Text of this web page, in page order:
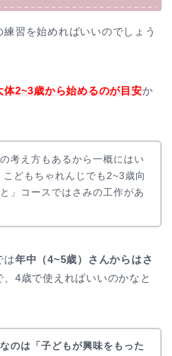
習を始めればいいのでしょう
体2~3歳から始めるのが目安か
考え方もあるから一概にはい
こどもちゃれんじでも2~3歳向
」コースではさみの工作があ
は年中（4~5歳）さんからはさ
、4歳で使えればいいのかなと
のは「子どもが興味をもった